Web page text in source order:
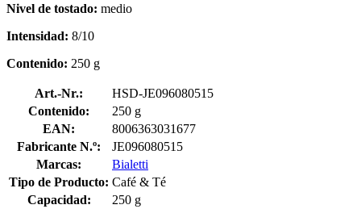
Nivel de tostado: medio
Intensidad: 8/10
Contenido: 250 g
Art.-Nr.:
HSD-JE096080515
Contenido:
250 g
EAN:
8006363031677
Fabricante N.º:
JE096080515
Marcas:
Bialetti
Tipo de Producto: Café & Té
Capacidad:
250 g